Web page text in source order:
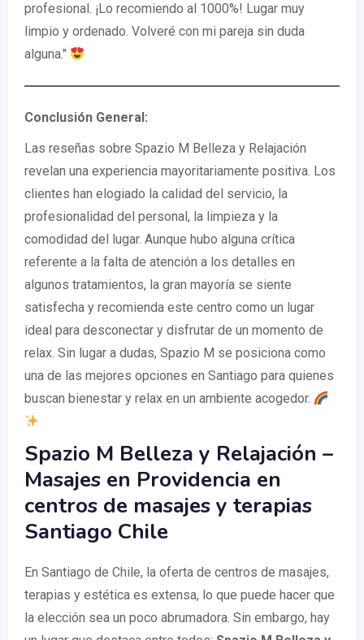
profesional. ¡Lo recomiendo al 1000%! Lugar muy
limpio y ordenado. Volveré con mi pareja sin duda
alguna."
Conclusión General:
Las reseñas sobre Spazio M Belleza y Relajación
revelan una experiencia mayoritariamente positiva. Los
clientes han elogiado la calidad del servicio, la
profesionalidad del personal, la limpieza y la
comodidad del lugar. Aunque hubo alguna crítica
referente a la falta de atención a los detalles en
algunos tratamientos, la gran mayoría se siente
satisfecha y recomienda este centro como un lugar
ideal para desconectar y disfrutar de un momento de
relax. Sin lugar a dudas, Spazio M se posiciona como
una de las mejores opciones en Santiago para quienes
buscan bienestar y relax en un ambiente acogedor.
Spazio M Belleza y Relajación –
Masajes en Providencia en
centros de masajes y terapias
Santiago Chile
En Santiago de Chile, la oferta de centros de masajes,
terapias y estética es extensa, lo que puede hacer que
la elección sea un poco abrumadora. Sin embargo, hay